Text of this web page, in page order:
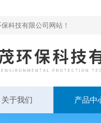
科技有限公司网站！
关于我们 产品中